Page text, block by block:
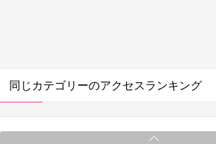
同じカテゴリーのアクセスランキング